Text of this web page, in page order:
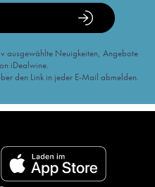
ausgewählte Neuigkeiten, Angebote
iDealwine.
den Link in jeder E-Mail abmelden.